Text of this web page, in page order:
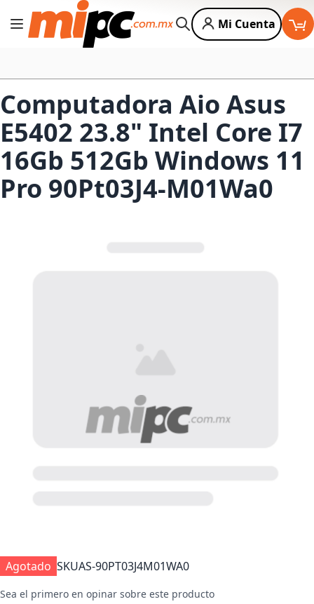
Cambiar Nav
Buscar
Mi Cuenta
Computadora Aio Asus
E5402 23.8" Intel Core I7
16Gb 512Gb Windows 11
Pro 90Pt03J4-M01Wa0
Agotado SKUAS-90PT03J4M01WA0
Sea el primero en opinar sobre este producto